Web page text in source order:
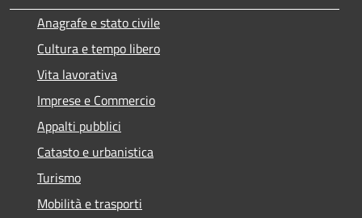
Anagrafe e stato civile
Cultura e tempo libero
Vita lavorativa
Imprese e Commercio
Appalti pubblici
Catasto e urbanistica
Turismo
Mobilità e trasporti